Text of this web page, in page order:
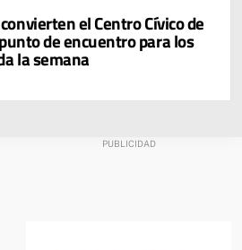
el Centro Cívico de
de encuentro para los
la semana